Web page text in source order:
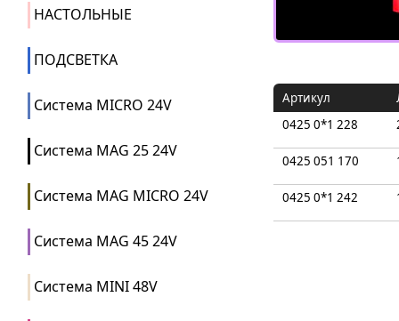
НАСТОЛЬНЫЕ
ПОДСВЕТКА
Система MICRO 24V
Система MAG 25 24V
Система MAG MICRO 24V
Система MAG 45 24V
Система MINI 48V
Артикул
0425 0*1 228
0425 051 170
0425 0*1 242